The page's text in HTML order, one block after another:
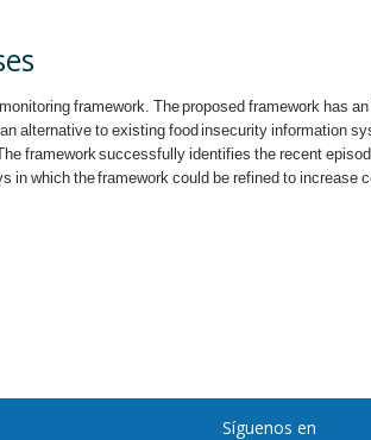
framework. The proposed framework has
alternative to existing food insecurity information
framework successfully identifies the recent
in which the framework could be refined to increase
Síguenos en